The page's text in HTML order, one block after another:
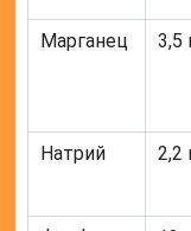
Марганец 3,5
Натрий 2,2